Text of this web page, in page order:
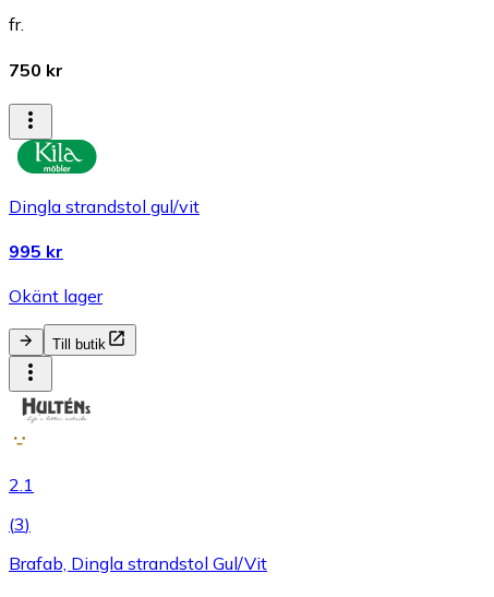
fr.
750 kr
Dingla strandstol gul/vit
995 kr
Okänt lager
Till butik
2.1
(3)
Brafab, Dingla strandstol Gul/Vit